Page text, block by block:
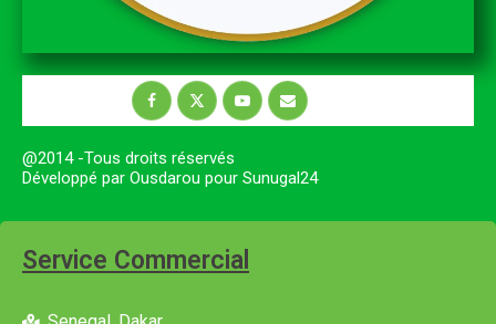
@2014 -Tous droits réservés
Développé par Ousdarou pour Sunugal24
Service Commercial